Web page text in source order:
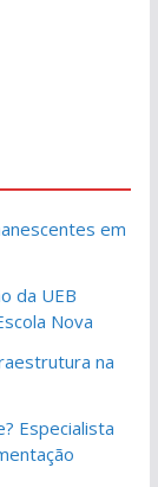
em
da UEB
Nova
na
Especialista